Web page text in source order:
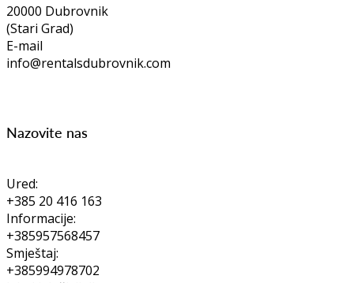
20000 Dubrovnik
(Stari Grad)
E-mail
info@rentalsdubrovnik.com
Nazovite nas
Ured:
+385 20 416 163
Informacije:
+385957568457
Smještaj:
+385994978702